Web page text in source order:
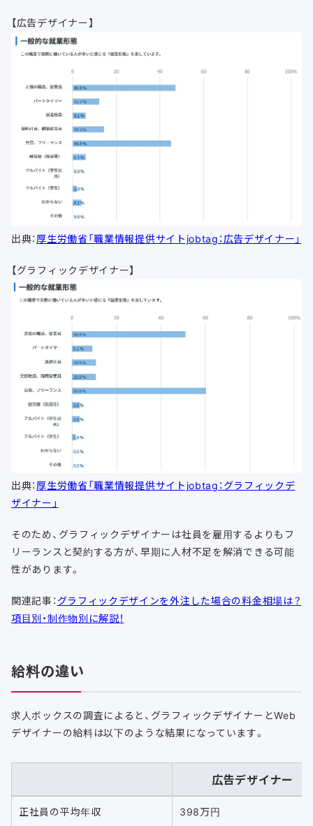
【広告デザイナー】
出典：厚生労働省「職業情報提供サイトjobtag：広告デザイナー」
【グラフィックデザイナー】
出典：厚生労働省「職業情報提供サイトjobtag：グラフィックデ
ザイナー」
そのため、グラフィックデザイナーは社員を雇用するよりもフ
リーランスと契約する方が、早期に人材不足を解消できる可能
性があります。
関連記事： グラフィックデザインを外注した場合の料金相場は？
項目別・制作物別に解説！
給料の違い
求人ボックスの調査によると、グラフィックデザイナーとWeb
デザイナーの給料は以下のような結果になっています。
広告デザイナー
正社員の平均年収 398万円